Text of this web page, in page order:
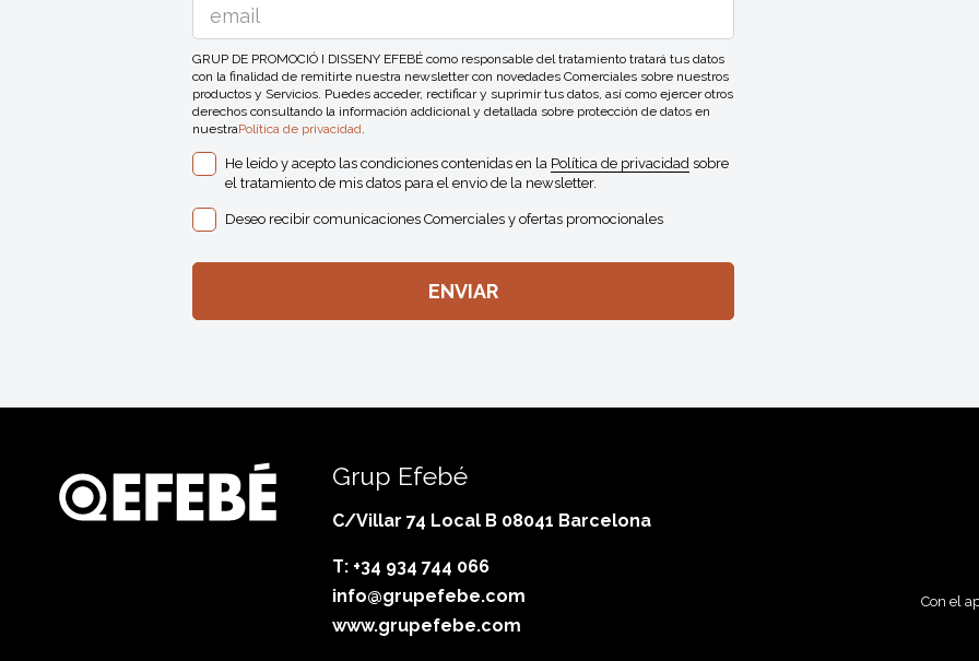
GRUP DE PROMOCIÓ I DISSENY EFEBÉ como responsable del tratamiento tratará tus datos
con la finalidad de remitirte nuestra newsletter con novedades Comerciales sobre nuestros
productos y Servicios. Puedes acceder, rectificar y suprimir tus datos, así como ejercer otros
derechos consultando la información addicional y detallada sobre protección de datos en
nuestraPolítica de privacidad
He leído y acepto las condiciones contenidas en la Política de privacidad sobre
el tratamiento de mis datos para el envio de la newsletter.
Deseo recibir comunicaciones Comerciales y ofertas promocionales
Grup Efebé
C/Villar 74 Local B 08041 Barcelona
T: +34 934 744 066
info@grupefebe.com
www.grupefebe.com
Con el